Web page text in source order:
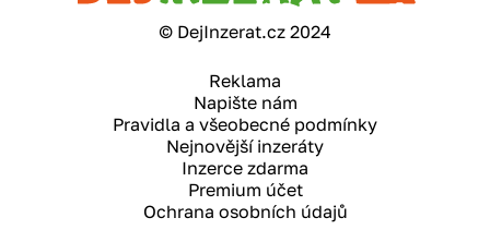
© DejInzerat.cz 2024
Reklama
Napište nám
Pravidla a všeobecné podmínky
Nejnovější inzeráty
Inzerce zdarma
Premium účet
Ochrana osobních údajů